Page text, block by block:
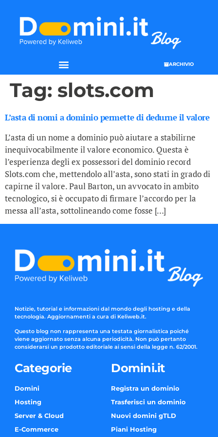
ARCHIVIO
Tag: slots.com
L’asta di nomi a dominio permette di dedurne il valore
L’asta di un nome a dominio può aiutare a stabilirne
inequivocabilmente il valore economico. Questa è
l’esperienza degli ex possessori del dominio record
Slots.com che, mettendolo all’asta, sono stati in grado di
capirne il valore. Paul Barton, un avvocato in ambito
tecnologico, si è occupato di firmare l’accordo per la
messa all’asta, sottolineando come fosse […]
Notizie, tutorial e informazioni dal mondo degli hosting e della
tecnologia. Aggiornamenti a cura di Keliweb.it.
Questo blog non rappresenta una testata giornalistica poiché
viene aggiornato senza alcuna periodicità. Non può pertanto
considerarsi un prodotto editoriale ai sensi della legge n. 62/2001.
Categorie
Domini
Hosting
Server & Cloud
E-Commerce
Domini.it
Registra un dominio
Trasferisci un dominio
Nuovi domini gTLD
Piani Hosting